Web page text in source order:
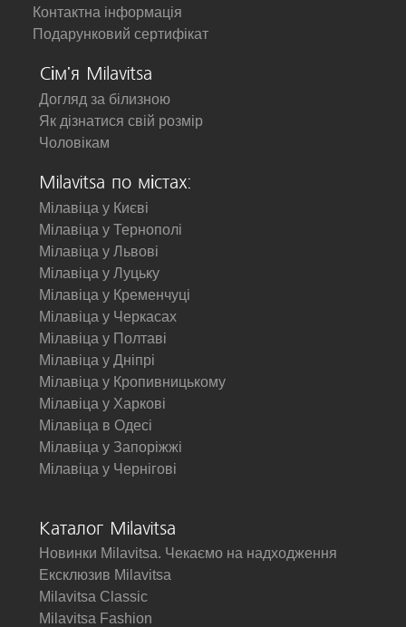
Контактна інформація
Подарунковий сертифікат
Сім'я Milavitsa
Догляд за білизною
Як дізнатися свій розмір
Чоловікам
Milavitsa по містах:
Мілавіца у Києві
Мілавіца у Тернополі
Мілавіца у Львові
Мілавіца у Луцьку
Мілавіца у Кременчуці
Мілавіца у Черкасах
Мілавіца у Полтаві
Мілавіца у Дніпрі
Мілавіца у Кропивницькому
Мілавіца у Харкові
Мілавіца в Одесі
Мілавіца у Запоріжжі
Мілавіца у Чернігові
Каталог Milavitsa
Новинки Milavitsa. Чекаємо на надходження
Ексклюзив Milavitsa
Milavitsa Classic
Milavitsa Fashion